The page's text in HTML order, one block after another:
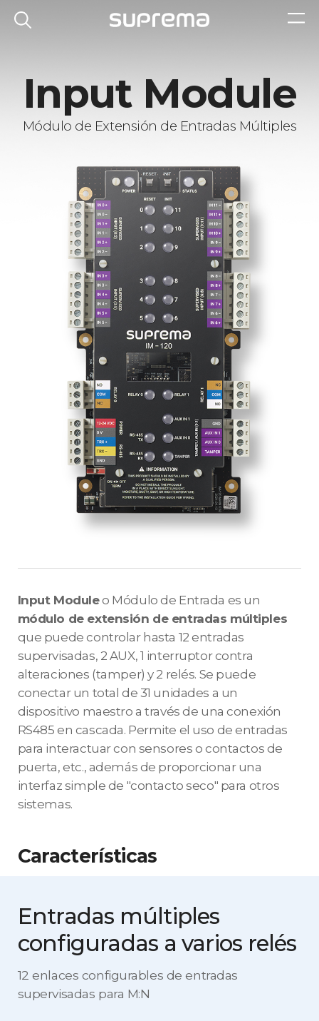
Input Module
Módulo de Extensión de Entradas Múltiples
Input Moduleo Módulo de Entrada es un
módulo de extensión de entradas múltiples
que puede controlar hasta 12 entradas
supervisadas, 2 AUX, 1 interruptor contra
alteraciones (tamper) y 2 relés. Se puede
conectar un total de 31 unidades a un
dispositivo maestro a través de una conexión
RS485 en cascada. Permite el uso de entradas
para interactuar con sensores o contactos de
puerta, etc., además de proporcionar una
interfaz simple de "contacto seco" para otros
sistemas.
Características
Entradas múltiples
configuradas a varios relés
12 enlaces configurables de entradas
supervisadas para M:N